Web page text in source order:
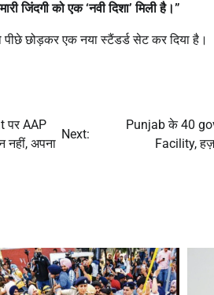
जिंदगी को एक ‘नवी दिशा’मिली है।”
छोड़कर एक नया स्टैंडर्ड सेट कर दिया है।
पर AAP
नहीं, अपना
Next:
Punjab के 40
Facility,